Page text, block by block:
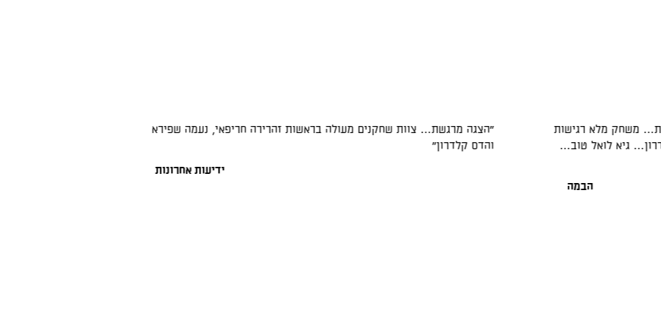
משחק מלא רגישות
גיא לואל טוב…
הבמה
"הצגה מרגשת… צוות שחקנים מעולה בראשות זהרירה חריפאי, נעמה שפירא
והדס קלדרון"
ידיעות אחרונות